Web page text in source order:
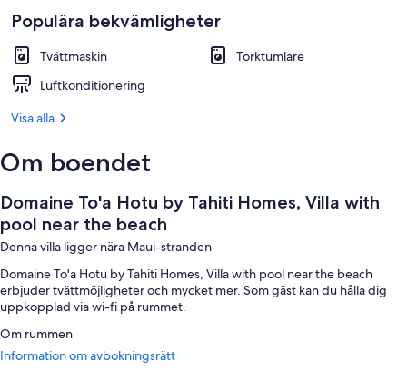
Populära bekvämligheter
Tvättmaskin
Torktumlare
Luftkonditionering
Visa alla
Om boendet
Domaine To'a Hotu by Tahiti Homes, Villa with
pool near the beach
Denna villa ligger nära Maui-stranden
Domaine To'a Hotu by Tahiti Homes, Villa with pool near the beach
erbjuder tvättmöjligheter och mycket mer. Som gäst kan du hålla dig
uppkopplad via wi-fi på rummet.
Om rummen
Alla rum hos Domaine To'a Hotu by Tahiti Homes, Villa with pool near the
Information om avbokningsrätt